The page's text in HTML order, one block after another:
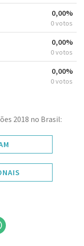
0,00%
0 votos
0,00%
0 votos
0,00%
0 votos
2018 no Brasil: